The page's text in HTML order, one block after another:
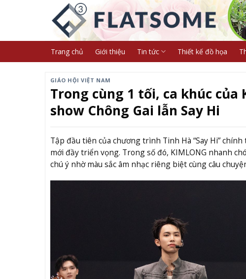
Trang chủ Giới thiệu Tin tức Thiết kế đồ họa
GIÁO HỘI VIỆT NAM
Trong cùng 1 tối, ca khúc của
show Chông Gai lẫn Say Hi
Tập đầu tiên của chương trình Tinh Hà “Say Hi”
mới đầy triển vọng. Trong số đó, KIMLONG nhanh
chú ý nhờ màu sắc âm nhạc riêng biệt cùng câu